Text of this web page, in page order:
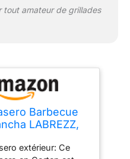
tout amateur de grillades
Barbecue
LABREZZ,
avec plancha
extérieur: Ce